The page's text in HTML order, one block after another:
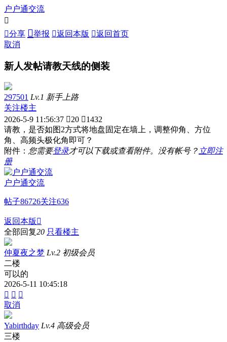
户户通交流

分享 举报 返回本版 返回首页
取消
新人发帖请教天线的侧装
297501 Lv.1 新手上路
关注楼主
2026-5-9 11:56:37 20 1432
请教，是否如图2方式将地盘固定在墙上，调整仰角、方位
角、高频头极化角即可？
附件： 您需要登录才可以下载或查看附件。没有帐号？ 立即注
册
户户通交流
帖子86726关注636
返回本版 
全部回复20 只看楼主
仲夏夜之梦 Lv.2 初级会员
二楼
可以的
2026-5-11 10:45:18
  
取消
Yabirthday Lv.4 高级会员
三楼